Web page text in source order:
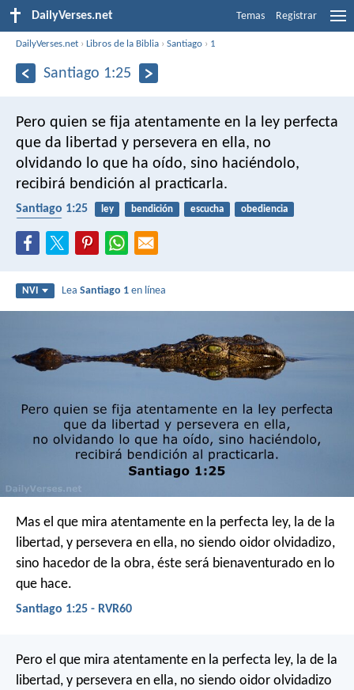
DailyVerses.net Temas Registrar
DailyVerses.net ›Libros de la Biblia ›Santiago › 1
Santiago 1:25
Pero quien se fija atentamente en la ley perfecta
que da libertad y persevera en ella, no
olvidando lo que ha oído, sino haciéndolo,
recibirá bendición al practicarla.
Santiago 1:25 ley bendición escucha
obediencia
NVI LeaSantiago 1 en línea
Mas el que mira atentamente en la perfecta ley, la de la
libertad, y persevera en ella, no siendo oidor olvidadizo,
sino hacedor de la obra, éste será bienaventurado en lo
que hace.
Santiago 1:25 - RVR60
Pero el que mira atentamente en la perfecta ley, la de la
libertad, y persevera en ella, no siendo oidor olvidadizo